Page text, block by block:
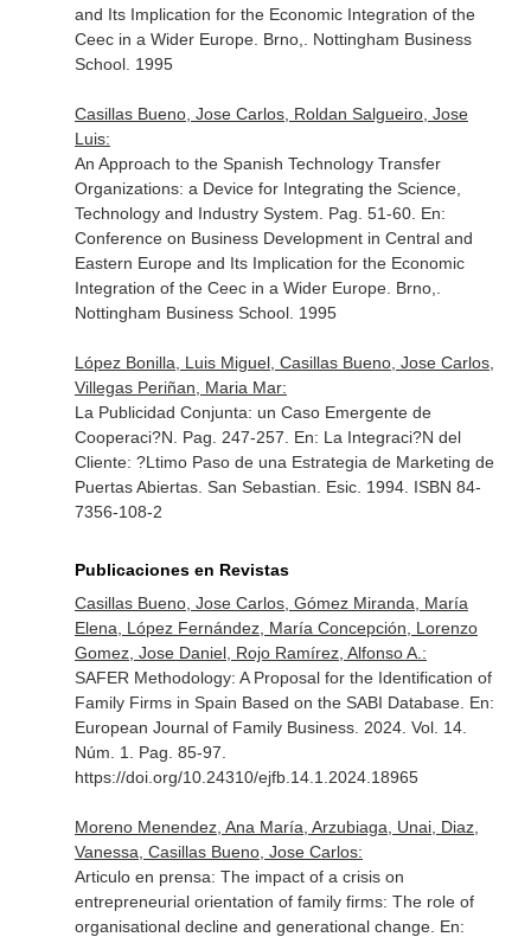
and Its Implication for the Economic Integration of the
Ceec in a Wider Europe. Brno,. Nottingham Business
School. 1995
Casillas Bueno, Jose Carlos, Roldan Salgueiro, Jose
Luis:
An Approach to the Spanish Technology Transfer
Organizations: a Device for Integrating the Science,
Technology and Industry System. Pag. 51-60. En:
Conference on Business Development in Central and
Eastern Europe and Its Implication for the Economic
Integration of the Ceec in a Wider Europe. Brno,.
Nottingham Business School. 1995
López Bonilla, Luis Miguel, Casillas Bueno, Jose Carlos,
Villegas Periñan, Maria Mar:
La Publicidad Conjunta: un Caso Emergente de
Cooperaci?N. Pag. 247-257. En: La Integraci?N del
Cliente: ?Ltimo Paso de una Estrategia de Marketing de
Puertas Abiertas. San Sebastian. Esic. 1994. ISBN 84-
7356-108-2
Publicaciones en Revistas
Casillas Bueno, Jose Carlos, Gómez Miranda, María
Elena, López Fernández, María Concepción, Lorenzo
Gomez, Jose Daniel, Rojo Ramírez, Alfonso A.:
SAFER Methodology: A Proposal for the Identification of
Family Firms in Spain Based on the SABI Database. En:
European Journal of Family Business. 2024. Vol. 14.
Núm. 1. Pag. 85-97.
https://doi.org/10.24310/ejfb.14.1.2024.18965
Moreno Menendez, Ana María, Arzubiaga, Unai, Diaz,
Vanessa, Casillas Bueno, Jose Carlos:
Articulo en prensa: The impact of a crisis on
entrepreneurial orientation of family firms: The role of
organisational decline and generational change. En: